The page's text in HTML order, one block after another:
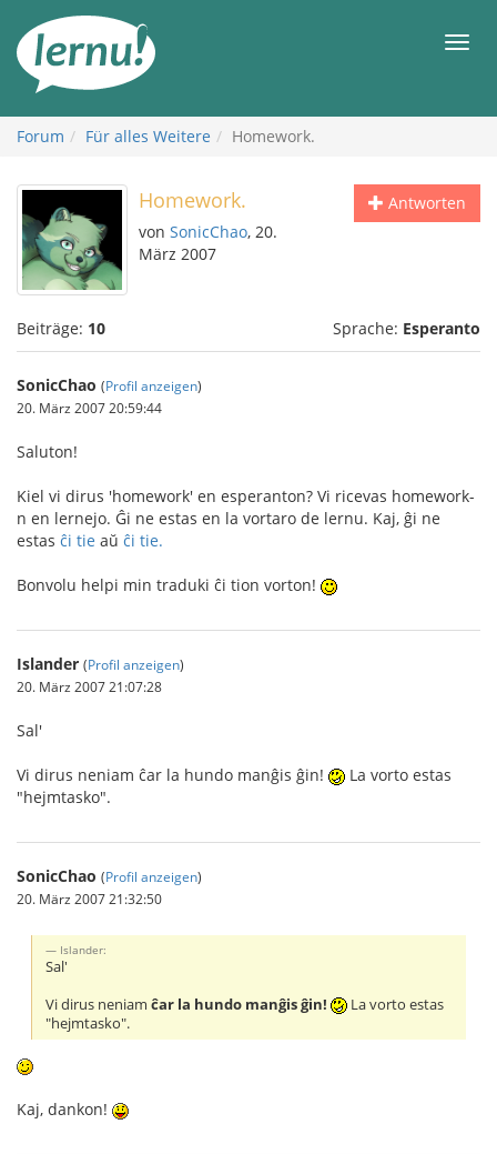
Inhalt
Forum Für alles Weitere Homework.
Antworten
Homework.
von SonicChao, 20.
März 2007
Beiträge: 10 Sprache: Esperanto
SonicChao (Profil anzeigen)
20. März 2007 20:59:44
Saluton!
Kiel vi dirus 'homework' en esperanton? Vi ricevas homework-
n en lernejo. Ĝi ne estas en la vortaro de lernu. Kaj, ĝi ne
estas ĉi tie aŭ ĉi tie.
Bonvolu helpi min traduki ĉi tion vorton!
Islander (Profil anzeigen)
20. März 2007 21:07:28
Sal'
Vi dirus neniam ĉar la hundo manĝis ĝin!
La vorto estas
"hejmtasko".
SonicChao (Profil anzeigen)
20. März 2007 21:32:50
Islander:
Sal'
Vi dirus neniamĉar la hundo manĝis ĝin!
La vorto estas
"hejmtasko".
Kaj, dankon!